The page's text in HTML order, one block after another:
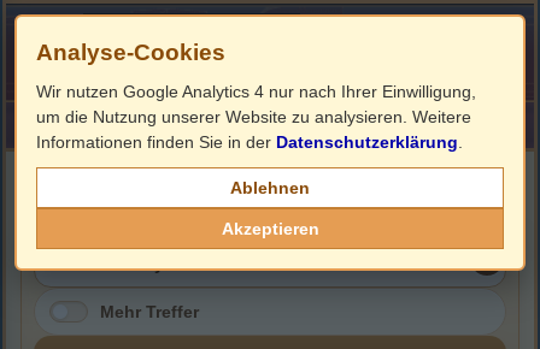
HOME ImpressumLinks
Michaela May
Mehr Treffer
Analyse-Cookies
Wir nutzen Google Analytics 4 nur nach Ihrer Einwilligung,
um die Nutzung unserer Website zu analysieren. Weitere
Informationen finden Sie in der Datenschutzerklärung
Ablehnen
Akzeptieren